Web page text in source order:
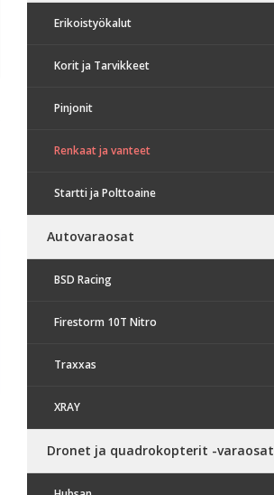
Erikoistyökalut
Korit ja Tarvikkeet
Pinjonit
Renkaat ja vanteet
Startti ja Polttoaine
Autovaraosat
BSD Racing
Firestorm 10T Nitro
Traxxas
XRAY
Dronet ja quadrokopterit -varaosat